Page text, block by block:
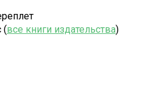
(все книги издательства)